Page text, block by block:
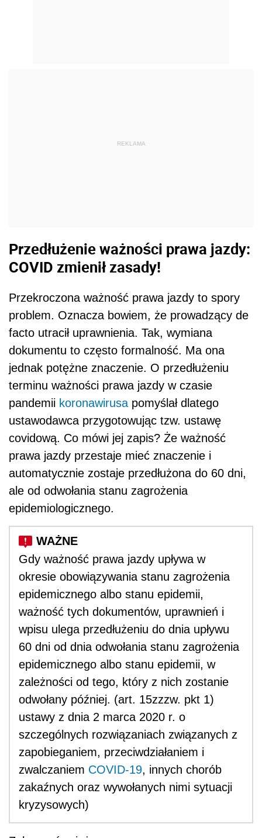
REKLAMA
Przedłużenie ważności prawa jazdy:
COVID zmienił zasady!
Przekroczona ważność prawa jazdy to spory
problem. Oznacza bowiem, że prowadzący de
facto utracił uprawnienia. Tak, wymiana
dokumentu to często formalność. Ma ona
jednak potężne znaczenie. O przedłużeniu
terminu ważności prawa jazdy w czasie
pandemii koronawirusa pomyślał dlatego
ustawodawca przygotowując tzw. ustawę
covidową. Co mówi jej zapis? Że ważność
prawa jazdy przestaje mieć znaczenie i
automatycznie zostaje przedłużona do 60 dni,
ale od odwołania stanu zagrożenia
epidemiologicznego.
Gdy ważność prawa jazdy upływa w
okresie obowiązywania stanu zagrożenia
epidemicznego albo stanu epidemii,
ważność tych dokumentów, uprawnień i
wpisu ulega przedłużeniu do dnia upływu
60 dni od dnia odwołania stanu zagrożenia
epidemicznego albo stanu epidemii, w
zależności od tego, który z nich zostanie
odwołany później. (art. 15zzzw. pkt 1)
ustawy z dnia 2 marca 2020 r. o
szczególnych rozwiązaniach związanych z
zapobieganiem, przeciwdziałaniem i
zwalczaniem COVID-19, innych chorób
zakaźnych oraz wywołanych nimi sytuacji
kryzysowych)